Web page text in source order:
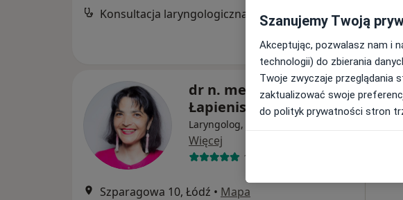
Konsultacja laryngologiczna 300 zł
dr n. med. Magdalena
Łapienis
Laryngolog, Laryngolog dziecięcy
Więcej
1045 opinii
Szparagowa 10, Łódź • Mapa
Szanujemy Twoją
Akceptując, pozwalasz nam i
technologii) do zbierania
Twoje zwyczaje przeglądania
zaktualizować swoje
do polityk prywatności stron